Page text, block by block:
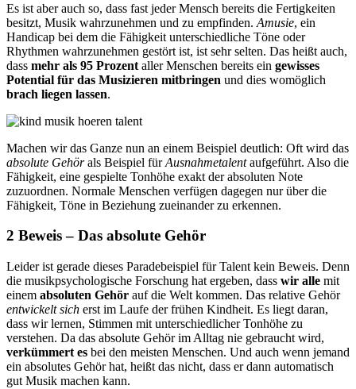
Es ist aber auch so, dass fast jeder Mensch bereits die Fertigkeiten
besitzt, Musik wahrzunehmen und zu empfinden. Amusie, ein
Handicap bei dem die Fähigkeit unterschiedliche Töne oder
Rhythmen wahrzunehmen gestört ist, ist sehr selten. Das heißt auch,
dass mehr als 95 Prozent aller Menschen bereits ein gewisses
Potential für das Musizieren mitbringen und dies womöglich
brach liegen lassen.
Machen wir das Ganze nun an einem Beispiel deutlich: Oft wird das
absolute Gehörals Beispiel fürAusnahmetalentaufgeführt. Also die
Fähigkeit, eine gespielte Tonhöhe exakt der absoluten Note
zuzuordnen. Normale Menschen verfügen dagegen nur über die
Fähigkeit, Töne in Beziehung zueinander zu erkennen.
2 Beweis – Das absolute Gehör
Leider ist gerade dieses Paradebeispiel für Talent kein Beweis. Denn
die musikpsychologische Forschung hat ergeben, dass wir alle mit
einem absoluten Gehör auf die Welt kommen. Das relative Gehör
entwickelt sich erst im Laufe der frühen Kindheit. Es liegt daran,
dass wir lernen, Stimmen mit unterschiedlicher Tonhöhe zu
verstehen. Da das absolute Gehör im Alltag nie gebraucht wird,
verkümmert es bei den meisten Menschen. Und auch wenn jemand
ein absolutes Gehör hat, heißt das nicht, dass er dann automatisch
gut Musik machen kann.